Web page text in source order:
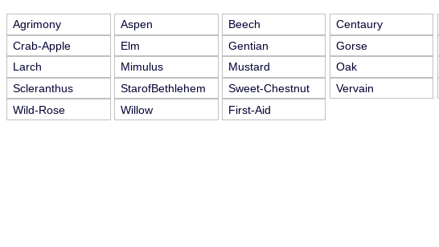
Agrimony Aspen Beech Centaury
Crab-Apple
Elm Gentian Gorse
Larch
Mimulus Mustard Oak
Scleranthus
StarofBethlehem Sweet-Chestnut Vervain
Wild-Rose
Willow First-Aid